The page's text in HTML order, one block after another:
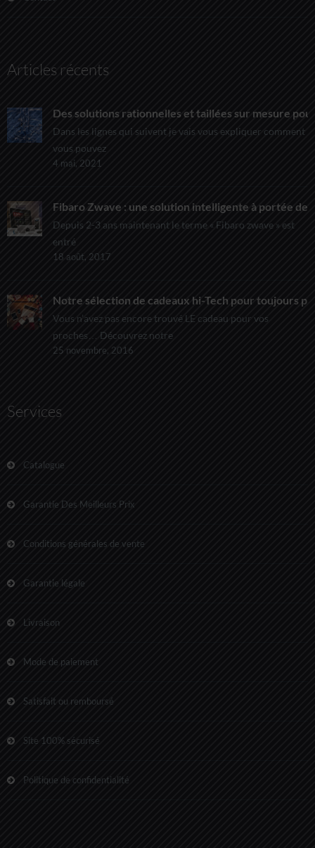
Articles récents
Des solutions rationnelles et taillées sur mesure
Dans les lignes qui suivent je vais vous expliquer comment
vous pouvez
4 mai, 2021
Fibaro Zwave : une solution intelligente à portée de
Depuis 2-3 ans maintenant le terme « Fibaro zwave » est
entré
18 août, 2017
Notre sélection de cadeaux hi-Tech pour toujours
Vous n’avez pas encore trouvé LE cadeau pour vos
proches… Découvrez notre
25 novembre, 2016
Services
Catalogue
Garantie Des Meilleurs Prix
Conditions générales de vente
Garantie légale
Livraison
Mode de paiement
Satisfait ou remboursé
Site 100% sécurisé
Politique de confidentialité